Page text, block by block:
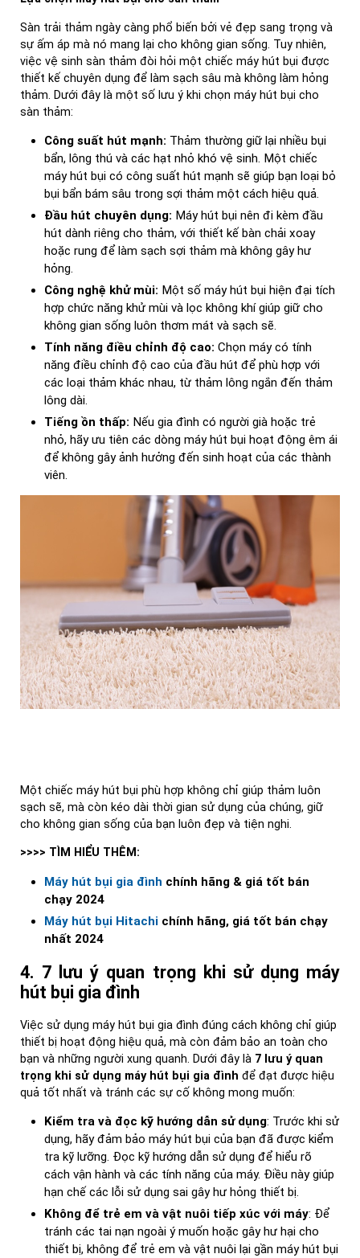
Sàn trải thảm ngày càng phổ biến bởi vẻ đẹp sang trọng và
sự ấm áp mà nó mang lại cho không gian sống. Tuy nhiên,
việc vệ sinh sàn thảm đòi hỏi một chiếc máy hút bụi được
thiết kế chuyên dụng để làm sạch sâu mà không làm hỏng
thảm. Dưới đây là một số lưu ý khi chọn máy hút bụi cho
sàn thảm:
Công suất hút mạnh: Thảm thường giữ lại nhiều bụi
bẩn, lông thú và các hạt nhỏ khó vệ sinh. Một chiếc
máy hút bụi có công suất hút mạnh sẽ giúp bạn loại bỏ
bụi bẩn bám sâu trong sợi thảm một cách hiệu quả.
Đầu hút chuyên dụng: Máy hút bụi nên đi kèm đầu
hút dành riêng cho thảm, với thiết kế bàn chải xoay
hoặc rung để làm sạch sợi thảm mà không gây hư
hỏng.
Công nghệ khử mùi: Một số máy hút bụi hiện đại tích
hợp chức năng khử mùi và lọc không khí giúp giữ cho
không gian sống luôn thơm mát và sạch sẽ.
Tính năng điều chỉnh độ cao: Chọn máy có tính
năng điều chỉnh độ cao của đầu hút để phù hợp với
các loại thảm khác nhau, từ thảm lông ngắn đến thảm
lông dài.
Tiếng ồn thấp: Nếu gia đình có người già hoặc trẻ
nhỏ, hãy ưu tiên các dòng máy hút bụi hoạt động êm ái
để không gây ảnh hưởng đến sinh hoạt của các thành
viên.
Một chiếc máy hút bụi phù hợp không chỉ giúp thảm luôn
sạch sẽ, mà còn kéo dài thời gian sử dụng của chúng, giữ
cho không gian sống của bạn luôn đẹp và tiện nghi.
>>>> TÌM HIỂU THÊM:
Máy hút bụi gia đình chính hãng & giá tốt bán
chạy 2024
Máy hút bụi Hitachi chính hãng, giá tốt bán chạy
nhất 2024
4. 7 lưu ý quan trọng khi sử dụng máy
hút bụi gia đình
Việc sử dụng máy hút bụi gia đình đúng cách không chỉ giúp
thiết bị hoạt động hiệu quả, mà còn đảm bảo an toàn cho
bạn và những người xung quanh. Dưới đây là 7 lưu ý quan
trọng khi sử dụng máy hút bụi gia đình để đạt được hiệu
quả tốt nhất và tránh các sự cố không mong muốn:
Kiểm tra và đọc kỹ hướng dẫn sử dụng: Trước khi sử
dụng, hãy đảm bảo máy hút bụi của bạn đã được kiểm
tra kỹ lưỡng. Đọc kỹ hướng dẫn sử dụng để hiểu rõ
cách vận hành và các tính năng của máy. Điều này giúp
hạn chế các lỗi sử dụng sai gây hư hỏng thiết bị.
Không để trẻ em và vật nuôi tiếp xúc với máy: Để
tránh các tai nạn ngoài ý muốn hoặc gây hư hại cho
thiết bị, không để trẻ em và vật nuôi lại gần máy hút bụi